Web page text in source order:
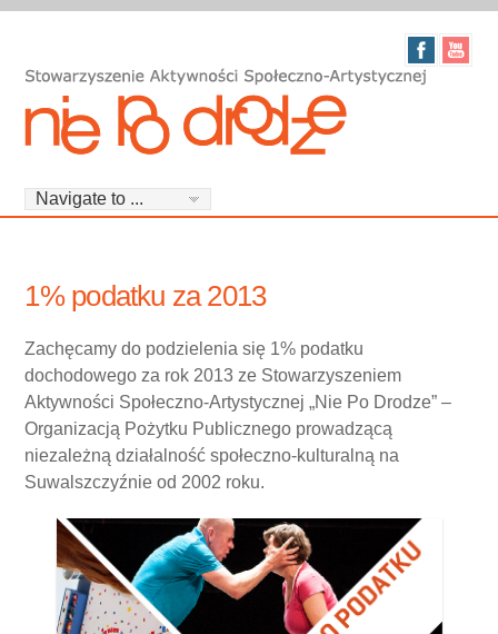
1% podatku za 2013
Zachęcamy do podzielenia się 1% podatku
dochodowego za rok 2013 ze Stowarzyszeniem
Aktywności Społeczno-Artystycznej „Nie Po Drodze” –
Organizacją Pożytku Publicznego prowadzącą
niezależną działalność społeczno-kulturalną na
Suwalszczyźnie od 2002 roku.